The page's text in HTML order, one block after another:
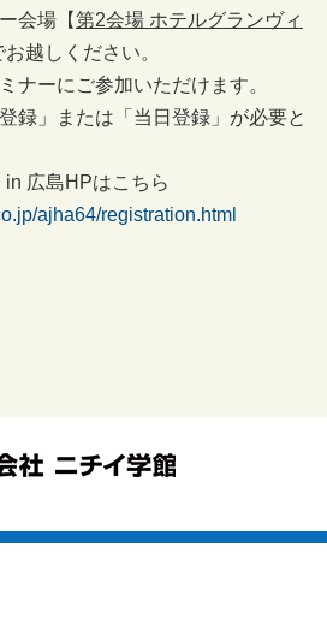
会場【第2会場 ホテルグランヴィ
お越しください。
ナーにご参加いただけます。
録」または「当日登録」が必要と
広島HPはこちら
ajha64/registration.html